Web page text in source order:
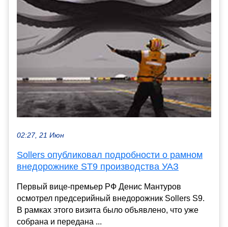
02:27, 21 Июн
Sollers опубликовал подробности о рамном
внедорожнике ST9 производства УАЗ
Первый вице-премьер РФ Денис Мантуров
осмотрел предсерийный внедорожник Sollers S9.
В рамках этого визита было объявлено, что уже
собрана и передана ...